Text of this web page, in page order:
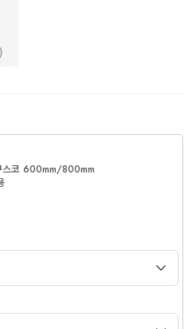
스코 600mm/800mm